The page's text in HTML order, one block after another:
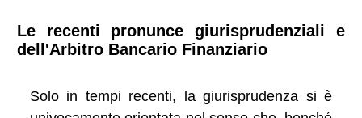
Le recenti pronunce giurisprudenziali e
dell'Arbitro Bancario Finanziario
Solo in tempi recenti, la giurisprudenza si è